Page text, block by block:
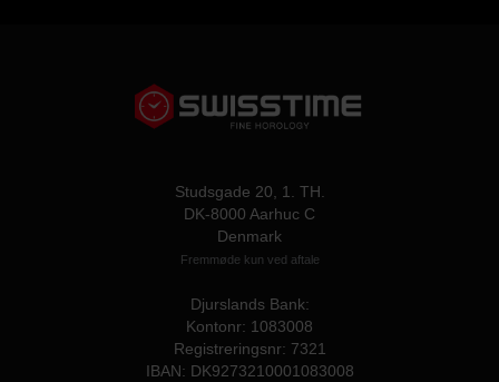
Studsgade 20, 1. TH.
DK-8000 Aarhuc C
Denmark
Fremmøde kun ved aftale
Djurslands Bank:
Kontonr: 1083008
Registreringsnr: 7321
IBAN: DK9273210001083008